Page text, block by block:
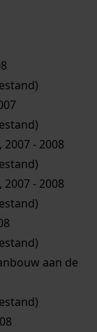
- 2008
- 2008
aan de